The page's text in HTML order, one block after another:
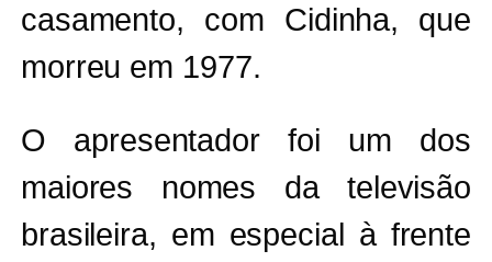
casamento, com Cidinha, que
morreu em 1977.
O apresentador foi um dos
maiores nomes da televisão
brasileira, em especial à frente